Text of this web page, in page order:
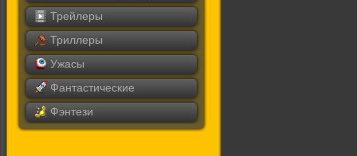
Трейлеры
Триллеры
Ужасы
Фантастические
Фэнтези